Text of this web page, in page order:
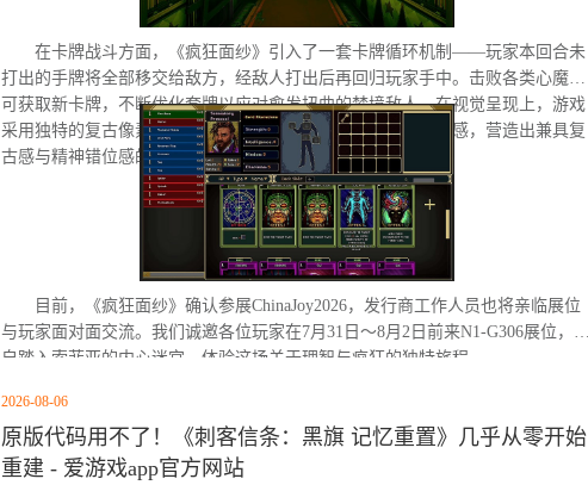
在卡牌战斗方面，《疯狂面纱》引入了一套卡牌循环机制——玩家本回合未
打出的手牌将全部移交给敌方，经敌人打出后再回归玩家手中。击败各类心魔还
可获取新卡牌，不断优化套牌以应对愈发扭曲的梦境敌人。在视觉呈现上，游戏
采用独特的复古像素画风，刻意保留低分辨率下模糊失真的质感，营造出兼具复
古感与精神错位感的氛围体验。
目前，《疯狂面纱》确认参展ChinaJoy2026，发行商工作人员也将亲临展位
与玩家面对面交流。我们诚邀各位玩家在7月31日～8月2日前来N1-G306展位，亲
自踏入索菲亚的内心迷宫，体验这场关于理智与疯狂的独特旅程。
2026-08-06
原版代码用不了！《刺客信条：黑旗 记忆重置》几乎从零开始
重建 - 爱游戏app官方网站